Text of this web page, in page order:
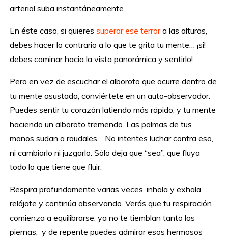
arterial suba instantáneamente.
En éste caso, si quieressuperar ese terrora las alturas,
debes hacer lo contrario a lo que te grita tu mente… ¡si!
debes caminar hacia la vista panorámica y sentirlo!
Pero en vez de escuchar el alboroto que ocurre dentro de
tu mente asustada, conviértete en un auto-observador.
Puedes sentir tu corazón latiendo más rápido, y tu mente
haciendo un alboroto tremendo. Las palmas de tus
manos sudan a raudales… No intentes luchar contra eso,
ni cambiarlo ni juzgarlo. Sólo deja que “sea”, que fluya
todo lo que tiene que fluir.
Respira profundamente varias veces, inhala y exhala,
relájate y continúa observando. Verás que tu respiración
comienza a equilibrarse, ya no te tiemblan tanto las
piernas, y de repente puedes admirar esos hermosos